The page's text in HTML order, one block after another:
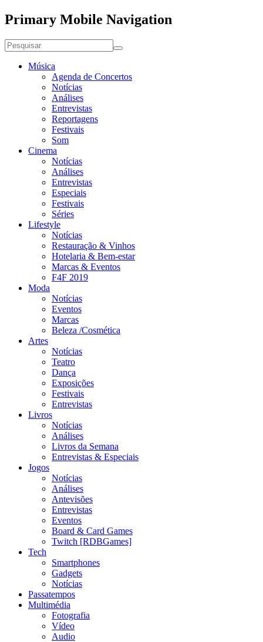
Primary Mobile Navigation
Música
Agenda de Concertos
Notícias
Análises
Entrevistas
Reportagens
Festivais
Som
Cinema
Notícias
Análises
Entrevistas
Especiais
Festivais
Séries
Lifestyle
Notícias
Restauração & Vinhos
Hotelaria & Bem-estar
Marcas & Eventos
F4F 2019
Moda
Notícias
Eventos
Marcas
Beleza /Cosmética
Artes
Notícias
Teatro
Dança
Exposições
Festivais
Entrevistas
Livros
Notícias
Análises
Livros da Semana
Entrevistas & Especiais
Jogos
Notícias
Análises
Antevisões
Entrevistas
Eventos
Board & Card Games
Twitch [RDBGames]
Tech
Smartphones
Gadgets
Notícias
Passatempos
Multimédia
Fotografia
Vídeo
Audio